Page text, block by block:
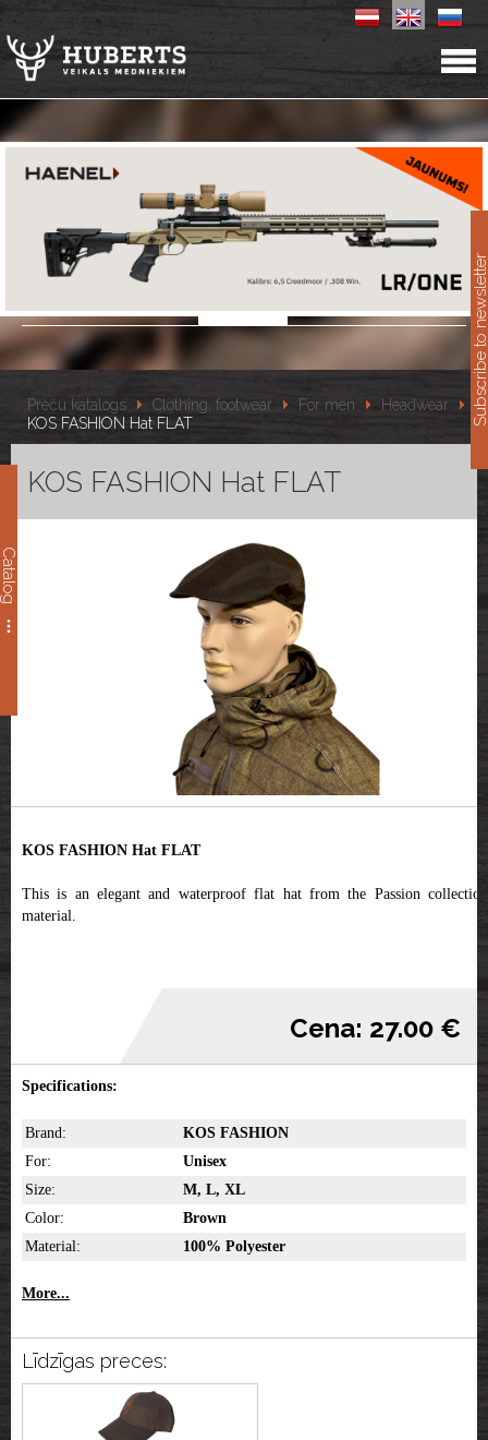
Catalog
Preču katalogs Clothing, footwear For men
Headwear
KOS FASHION Hat FLAT
KOS FASHION Hat FLAT
KOS FASHION Hat FLAT
This is an elegant and waterproof flat hat from the Passion collection
material.
Cena: 27.00 €
Specifications:
Brand:
KOS FASHION
For:
Unisex
Size:
M, L, XL
Color:
Brown
Material:
100% Polyester
More...
Līdzīgas preces:
Subscribe